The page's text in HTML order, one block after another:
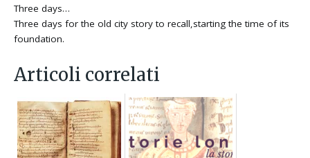
Three days…
Three days for the old city story to recall,starting the time of its
foundation.
Articoli correlati